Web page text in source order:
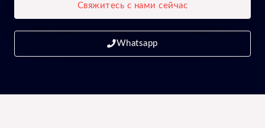
Свяжитесь с нами сейчас
Whatsapp